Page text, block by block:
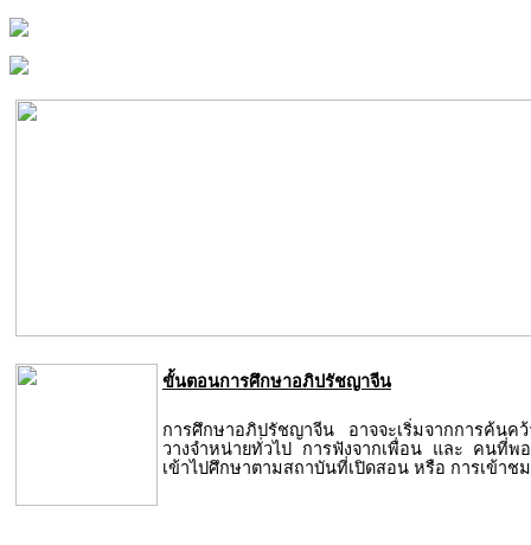
ขั้นตอนการศึกษาอภิปรัชญาจีน
การศึกษาอภิปรัชญาจีน อาจจะเริ่มจากการค้นค
วางจำหน่ายทั่วไป การฟังจากเพื่อน และ คนที่พ
เข้าไปศึกษาตามสถาบันที่เปิดสอน หรือ การเข้าช